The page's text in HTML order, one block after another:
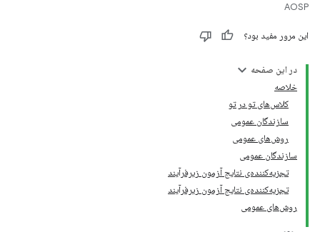
AOSP
این مرور مفید بود؟
در این صفحه
خلاصه
کلاس‌های تو در تو
سازندگان عمومی
روش‌های عمومی
سازندگان عمومی
تجزیه‌کننده‌ی نتایج آزمون زیرفرآیند
تجزیه‌کننده‌ی نتایج آزمون زیرفرآیند
روش‌های عمومی